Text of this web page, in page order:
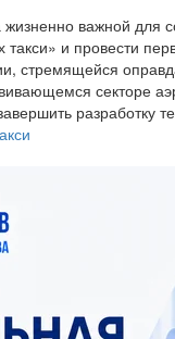
важной
такси» и провести
стремящейся
секторе
разработку